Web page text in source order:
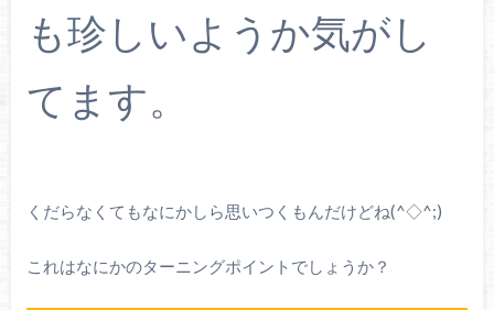
も珍しいようか気がし
てます。
くだらなくてもなにかしら思いつくもんだけどね(^◇^;)
これはなにかのターニングポイントでしょうか？